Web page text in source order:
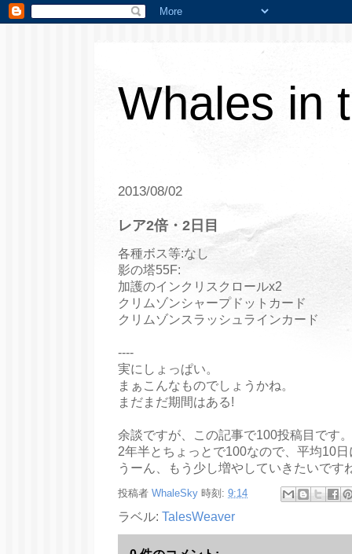
Whales in
2013/08/02
レア2倍・2日目
各種ボス等:なし
影の塔55F:
加護のインクリスクロールx2
クリムゾンシャープドットカード
クリムゾンスラッシュラインカード
----
実にしょっぱい。
まぁこんなものでしょうかね。
まだまだ期間はある!
余談ですが、この記事で100投稿目です。
2年半とちょっとで100なので、平均10
うーん、もう少し増やしていきたいです
投稿者 WhaleSky 時刻: 9:14
ラベル: TalesWeaver